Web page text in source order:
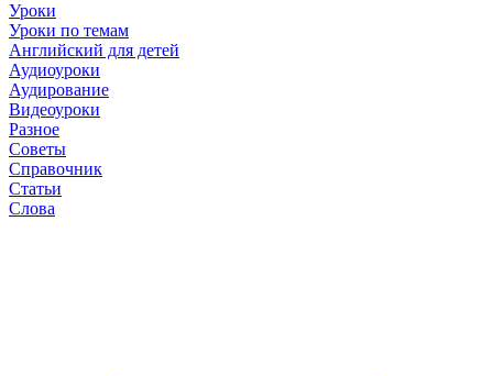
Уроки
Уроки по темам
Английский для детей
Аудиоуроки
Аудирование
Видеоуроки
Разное
Советы
Справочник
Статьи
Слова